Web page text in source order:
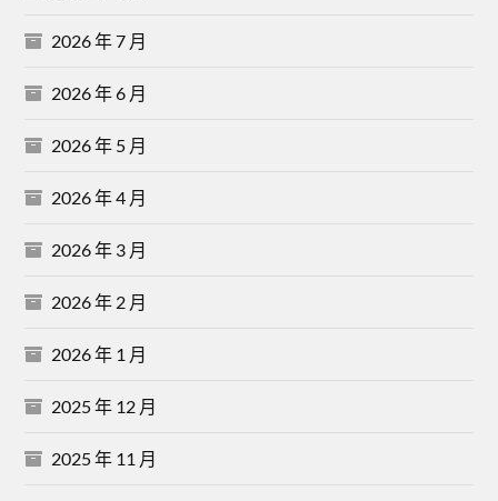
2026 年 7 月
2026 年 6 月
2026 年 5 月
2026 年 4 月
2026 年 3 月
2026 年 2 月
2026 年 1 月
2025 年 12 月
2025 年 11 月